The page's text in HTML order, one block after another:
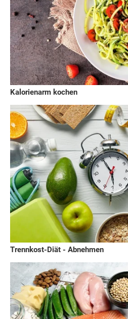
Kalorienarm kochen
Trennkost-Diät - Abnehmen